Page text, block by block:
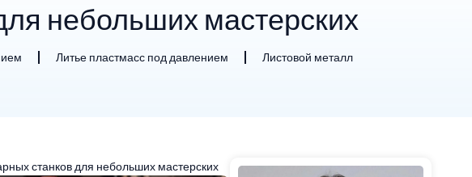
небольших мастерских
Литье пластмасс под давлением Листовой металл
станков для небольших мастерских